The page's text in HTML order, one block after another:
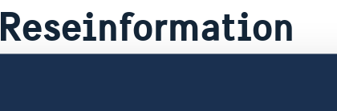
Reseinformation